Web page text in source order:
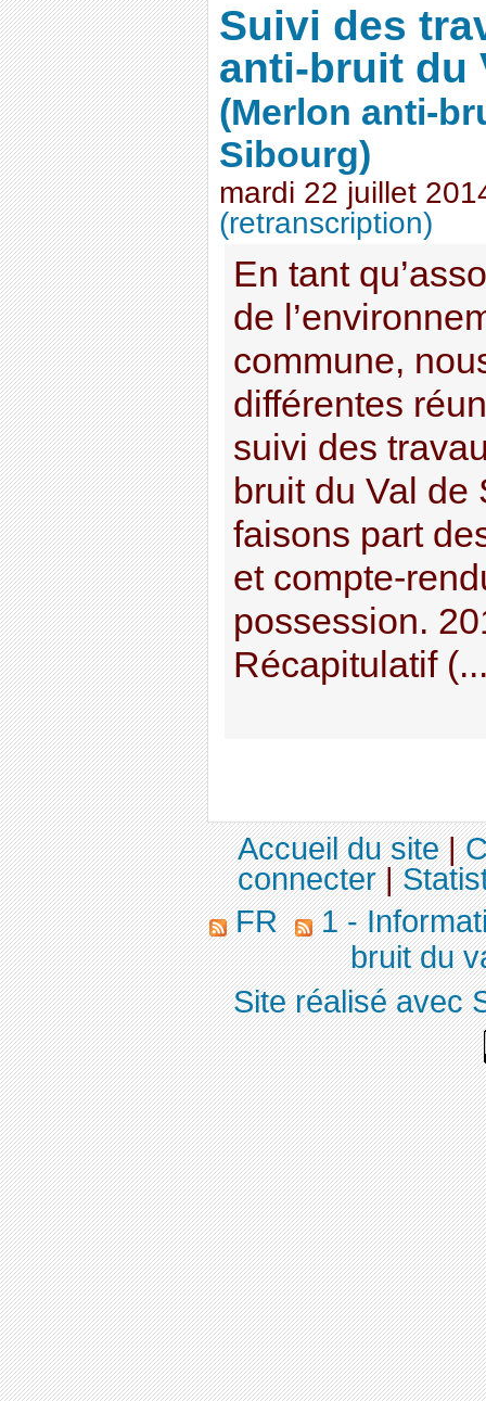
Suivi des
anti-bruit du
(Merlon anti-
Sibourg)
mardi 22 juillet
(retranscription)
En tant
de
commune,
différentes
suivi des
bruit du Val de
faisons part
et compte-
possession.
Récapitulatif
Accueil du site|
connecter|
FR
1 -
bruit du
Site réalisé avec